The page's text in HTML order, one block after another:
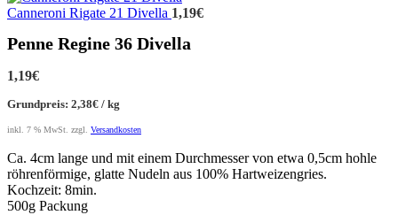
Canneroni Rigate 21 Divella 1,19€
Penne Regine 36 Divella
1,19€
Grundpreis: 2,38€ / kg
inkl. 7 % MwSt. zzgl. Versandkosten
Ca. 4cm lange und mit einem Durchmesser von etwa 0,5cm hohle
röhrenförmige, glatte Nudeln aus 100% Hartweizengries.
Kochzeit: 8min.
500g Packung